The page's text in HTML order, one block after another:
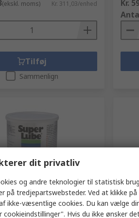
(ekskl. moms) Kr. 311,03/enhed
Tilføj
Sammenlign
Kr.
Syntetisk Fedt, 400 g
Bøtte Fødevaresikker
dit privatliv
og andre teknologier til statistisk
på tredjepartswebsteder. Ved at klikke
ikke-væsentlige cookies. Du kan vælge
cookieindstillinger". Hvis du ikke ønsker